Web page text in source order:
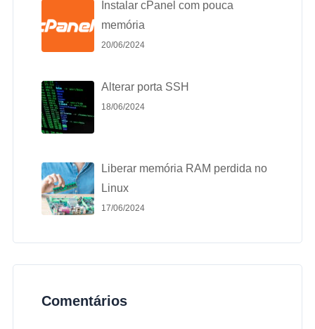
Instalar cPanel com pouca
memória
20/06/2024
Alterar porta SSH
18/06/2024
Liberar memória RAM perdida no
Linux
17/06/2024
Comentários